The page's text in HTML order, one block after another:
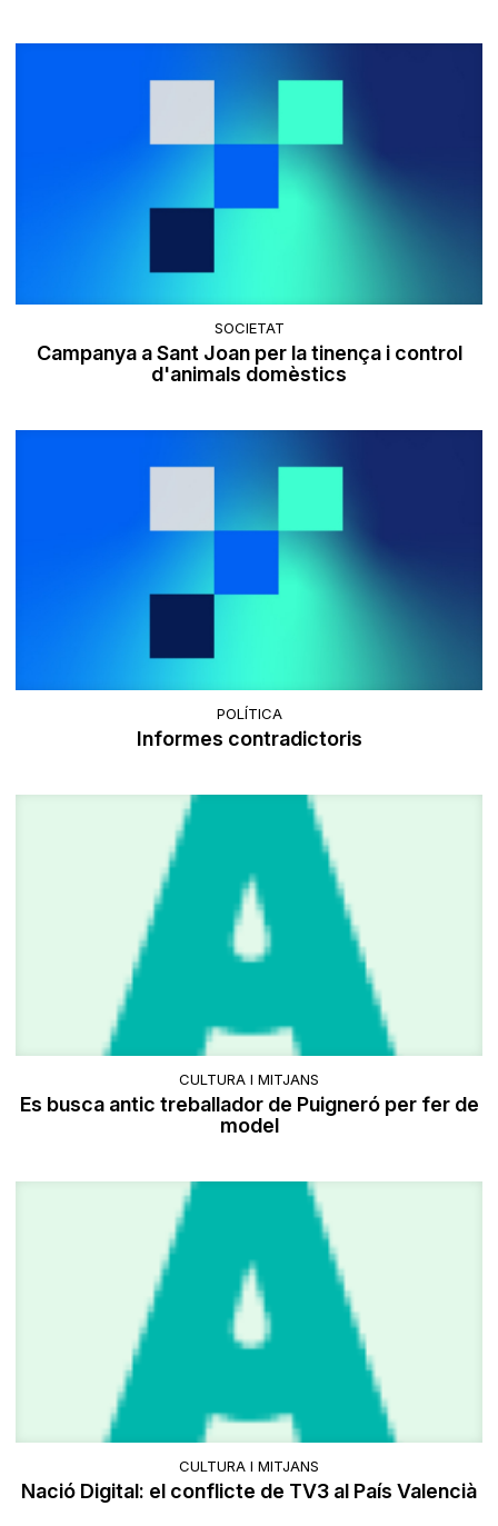
SOCIETAT
Campanya a Sant Joan per la tinença i control
d'animals domèstics
POLÍTICA
Informes contradictoris
CULTURA I MITJANS
Es busca antic treballador de Puigneró per fer de
model
CULTURA I MITJANS
Nació Digital: el conflicte de TV3 al País Valencià